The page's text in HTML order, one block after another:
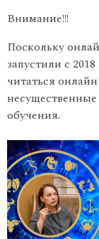
Внимание!!!
Поскольку
запустили с
читаться
обучения.